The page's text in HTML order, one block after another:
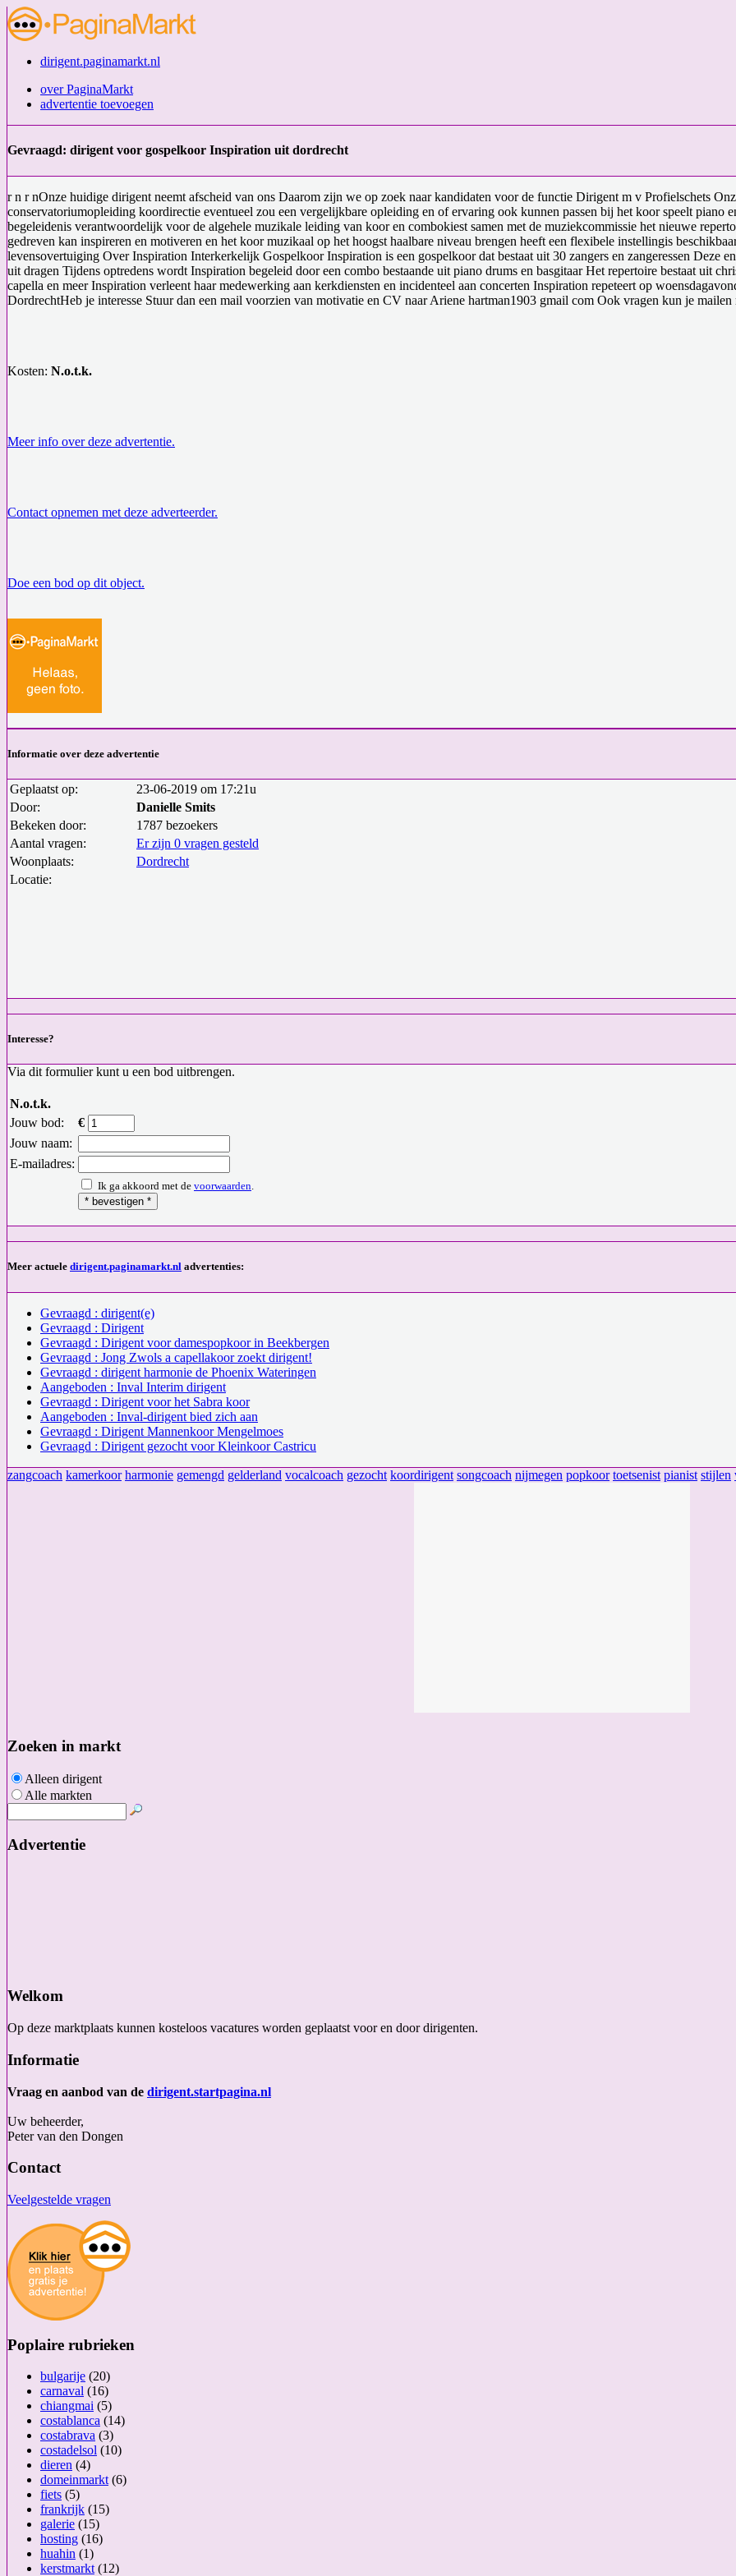
dirigent.paginamarkt.nl
over PaginaMarkt
advertentie toevoegen
Gevraagd: dirigent voor gospelkoor Inspiration uit dordrecht
r n r nOnze huidige dirigent neemt afscheid van ons Daarom zijn we op zoek naar kandidaten voor de functie Dirigent m v Profielschets
conservatoriumopleiding koordirectie eventueel zou een vergelijkbare opleiding en of ervaring ook kunnen passen bij het koor speelt piano
begeleidenis verantwoordelijk voor de algehele muzikale leiding van koor en combokiest samen met de muziekcommissie het nieuwe
gedreven kan inspireren en motiveren en het koor muzikaal op het hoogst haalbare niveau brengen heeft een flexibele instellingis
levensovertuiging Over Inspiration Interkerkelijk Gospelkoor Inspiration is een gospelkoor dat bestaat uit 30 zangers en zangeressen Deze
uit dragen Tijdens optredens wordt Inspiration begeleid door een combo bestaande uit piano drums en basgitaar Het repertoire bestaat uit
capella en meer Inspiration verleent haar medewerking aan kerkdiensten en incidenteel aan concerten Inspiration repeteert op
DordrechtHeb je interesse Stuur dan een mail voorzien van motivatie en CV naar Ariene hartman1903 gmail com Ook vragen kun je
Kosten: N.o.t.k.
Meer info over deze advertentie.
Contact opnemen met deze adverteerder.
Doe een bod op dit object.
Informatie over deze advertentie
Geplaatst op:
23-06-2019 om 17:21u
Door:
Danielle Smits
Bekeken door:
1787 bezoekers
Aantal vragen:
Er zijn 0 vragen gesteld
Woonplaats:
Dordrecht
Locatie:
Interesse?
Via dit formulier kunt u een bod uitbrengen.
N.o.t.k.
Jouw bod:
€
Jouw naam:
E-mailadres:
Ik ga akkoord met de voorwaarden.
Meer actuele dirigent.paginamarkt.nl advertenties:
Gevraagd : dirigent(e)
Gevraagd : Dirigent
Gevraagd : Dirigent voor damespopkoor in Beekbergen
Gevraagd : Jong Zwols a capellakoor zoekt dirigent!
Gevraagd : dirigent harmonie de Phoenix Wateringen
Aangeboden : Inval Interim dirigent
Gevraagd : Dirigent voor het Sabra koor
Aangeboden : Inval-dirigent bied zich aan
Gevraagd : Dirigent Mannenkoor Mengelmoes
Gevraagd : Dirigent gezocht voor Kleinkoor Castricu
zangcoach kamerkoor harmonie gemengd gelderland vocalcoach gezocht koordirigent songcoach nijmegen popkoor toetsenist pianist stijlen
Zoeken in markt
Alleen dirigent
Alle markten
Advertentie
Welkom
Op deze marktplaats kunnen kosteloos vacatures worden geplaatst voor en door dirigenten.
Informatie
Vraag en aanbod van de dirigent.startpagina.nl
Uw beheerder,
Peter van den Dongen
Contact
Veelgestelde vragen
Poplaire rubrieken
bulgarije (20)
carnaval (16)
chiangmai (5)
costablanca (14)
costabrava (3)
costadelsol (10)
dieren (4)
domeinmarkt (6)
fiets (5)
frankrijk (15)
galerie (15)
hosting (16)
huahin (1)
kerstmarkt (12)